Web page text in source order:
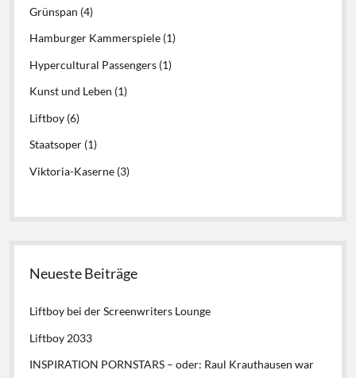
Grünspan (4)
Hamburger Kammerspiele (1)
Hypercultural Passengers (1)
Kunst und Leben (1)
Liftboy (6)
Staatsoper (1)
Viktoria-Kaserne (3)
Neueste Beiträge
Liftboy bei der Screenwriters Lounge
Liftboy 2033
INSPIRATION PORNSTARS – oder: Raul Krauthausen war